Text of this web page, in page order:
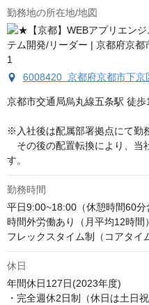
勤務地の所在地/地図
6008420 京都府京都市下京
京都市交通局烏丸線五条駅 徒歩
※入社後は配属部署拠点にて勤
その後の配置転換により、当
す。
勤務時間
平日9:00~18:00（休憩時間60分
時間外労働あり（月平均12時間）
フレックスタイム制（コアタイ
休日
年間休日127日(2023年度)
・完全週休2日制（休日は土日